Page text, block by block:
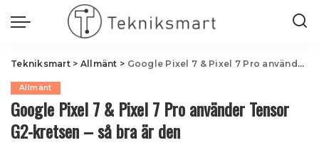
Tekniksmart> Allmänt > Google Pixel 7 & Pixel 7 Pro använder Tensor G2-kretsen – så bra är den
Allmänt
Google Pixel 7 & Pixel 7 Pro använder Tensor
G2-kretsen – så bra är den